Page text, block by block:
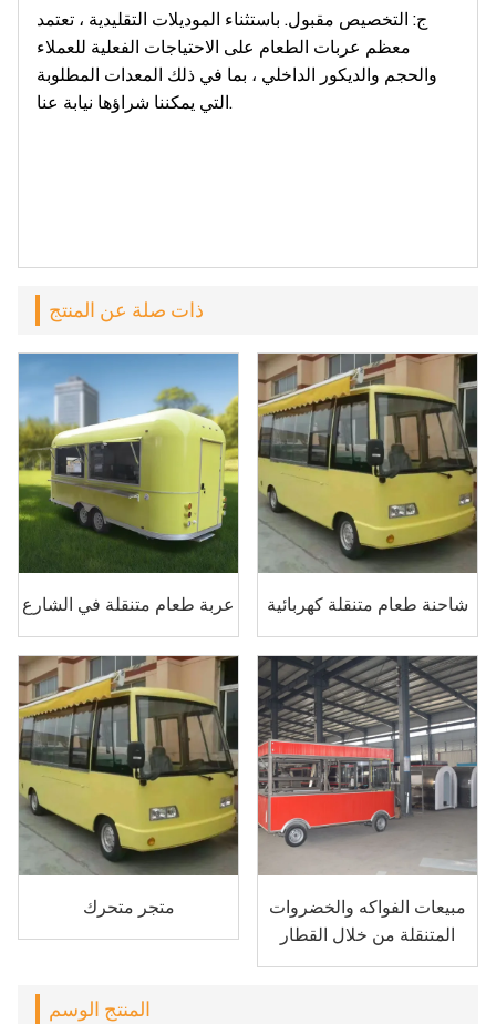
ج: التخصيص مقبول. باستثناء الموديلات التقليدية ، تعتمد
معظم عربات الطعام على الاحتياجات الفعلية للعملاء
والحجم والديكور الداخلي ، بما في ذلك المعدات المطلوبة
التي يمكننا شراؤها نيابة عنا.
ذات صلة عن المنتج
عربة طعام متنقلة في الشارع شاحنة طعام متنقلة كهربائية
متجر متحرك
مبيعات الفواكه والخضروات
المتنقلة من خلال القطار
المنتج الوسم